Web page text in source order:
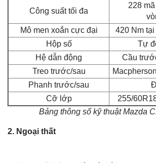
Công suất tối đa
228
Mô men xoắn cực đại
420 Nm
Hộp số
Tự
Hệ dẫn động
Cầu
Treo trước/sau
Phanh trước/sau
Cỡ lớp
255/
Bảng thông số kỹ thuật Mazda
2. Ngoại thất